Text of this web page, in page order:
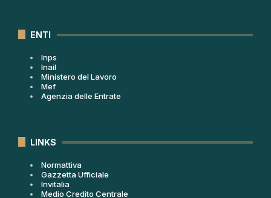
ENTI
Inps
Inail
Ministero del Lavoro
Mef
Agenzia delle Entrate
LINKS
Normattiva
Gazzetta Ufficiale
Invitalia
Medio Credito Centrale